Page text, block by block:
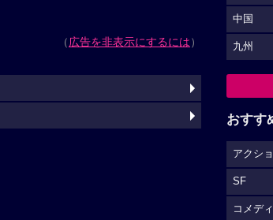
（広告を非表示にするには）
中国
九州
おすす
アクシ
SF
コメディ